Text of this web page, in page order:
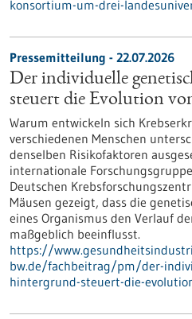
konsortium-um-drei-
Pressemitteilung - 22.07.2026
Der individuelle
steuert die Evolution
Warum entwickeln sich
verschiedenen Menschen
denselben Risikofaktoren
internationale
Deutschen
Mäusen gezeigt, dass die
eines Organismus den Verlauf
maßgeblich beeinflusst.
https://
bw.de/fachbeitrag/pm/der-
hintergrund-steuert-die-